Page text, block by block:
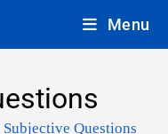
Menu
Subjective Questions